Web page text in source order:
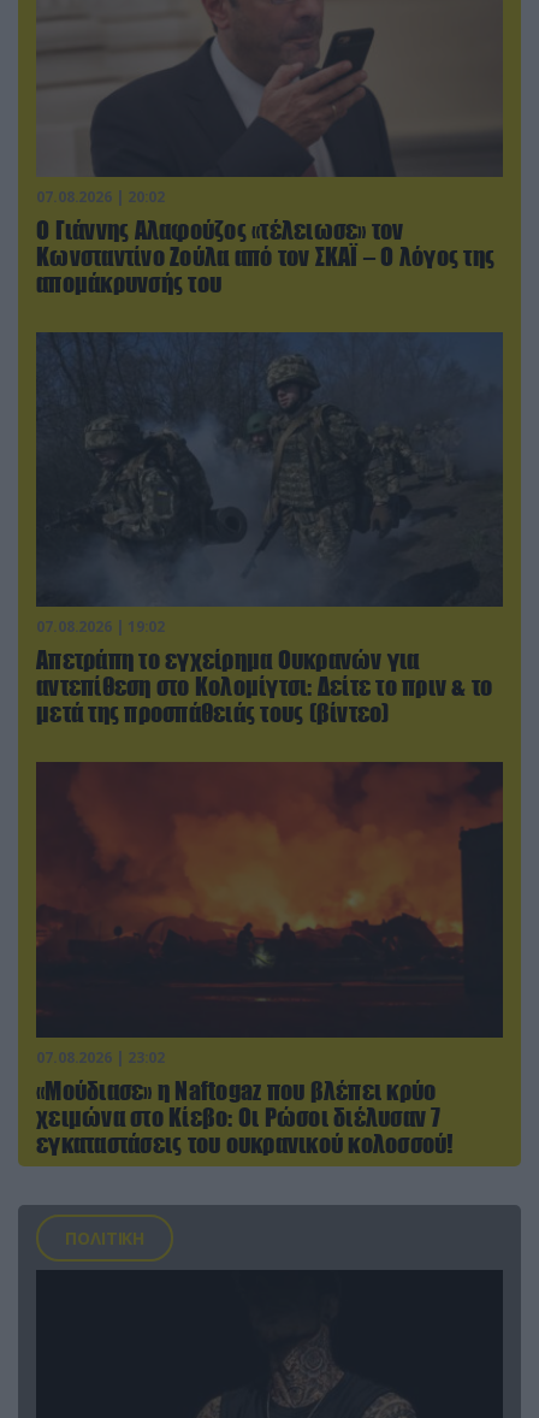
07.08.2026 | 20:02
Ο Γιάννης Αλαφούζος «τέλειωσε» τον
Κωνσταντίνο Ζούλα από τον ΣΚΑΪ – Ο λόγος της
απομάκρυνσής του
07.08.2026 | 19:02
Απετράπη το εγχείρημα Ουκρανών για
αντεπίθεση στο Κολομίγτσι: Δείτε το πριν & το
μετά της προσπάθειάς τους (βίντεο)
07.08.2026 | 23:02
«Μούδιασε» η Naftogaz που βλέπει κρύο
χειμώνα στο Κίεβο: Οι Ρώσοι διέλυσαν 7
εγκαταστάσεις του ουκρανικού κολοσσού!
ΠΟΛΙΤΙΚΗ